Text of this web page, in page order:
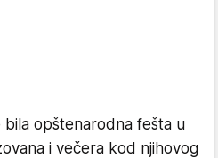
opštenarodna fešta u
i večera kod njihovog